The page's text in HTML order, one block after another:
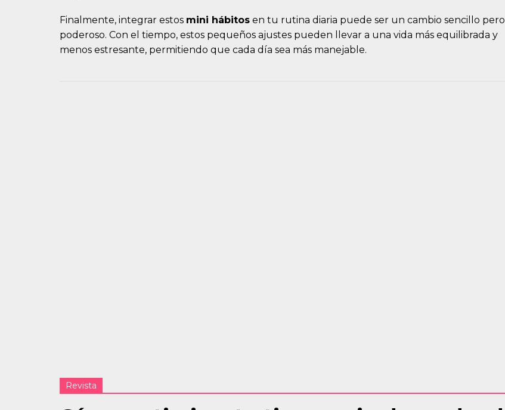
Finalmente, integrar estos mini hábitos en tu rutina diaria puede ser un cambio sencillo pero
poderoso. Con el tiempo, estos pequeños ajustes pueden llevar a una vida más equilibrada y
menos estresante, permitiendo que cada día sea más manejable.